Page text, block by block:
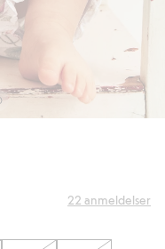
22 anmeldelser